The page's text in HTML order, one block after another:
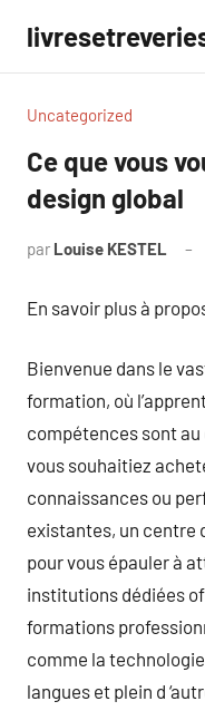
contenu
Uncategorized
Ce que vous
design global
par Louise KESTEL
En savoir plus à
Bienvenue dans le
formation, où
compétences sont
vous souhaitiez
connaissances ou
existantes, un centre
pour vous épauler à
institutions dédiées
formations
comme la
langues et plein d